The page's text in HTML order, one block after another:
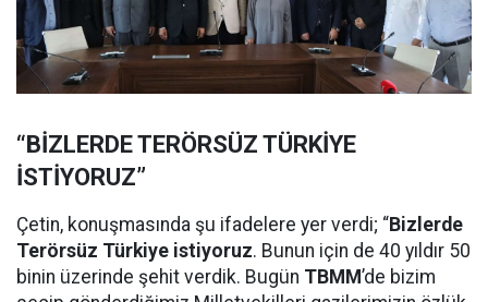
“BİZLERDE TERÖRSÜZ TÜRKİYE
İSTİYORUZ”
Çetin, konuşmasında şu ifadelere yer verdi; “Bizlerde
Terörsüz Türkiye istiyoruz. Bunun için de 40 yıldır 50
binin üzerinde şehit verdik. Bugün TBMM’de bizim